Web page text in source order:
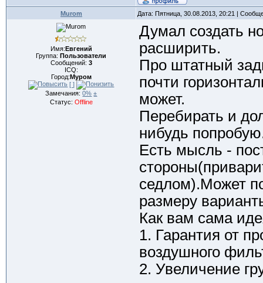
Murom Дата: Пятница, 30.08.2013, 20:21 |
Имя:Евгений
Группа:Пользователи
Сообщений: 3
ICQ:
Город:Муром
[ ]
Замечания:0% ±
Статус: Offline
Думал создать
расширить.
Про штатный
почти
может.
Перебирать и
нибудь
Есть мысль -
седлом).Может
размеру
Как вам сама
1. Гарантия от
воздушного
2. Увеличение